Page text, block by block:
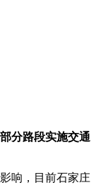
分路段实施交通
响，目前石家庄